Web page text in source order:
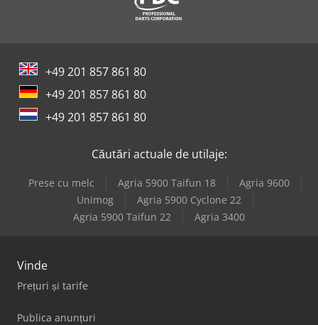
+49 201 857 861 80
+49 201 857 861 80
+49 201 857 861 80
Căutări actuale de utilaje:
Prese cu melc Agria 5900 Taifun 18
Agria 9600
Unimog
Agria 5900 Cyclone 22
Agria 5900 Taifun 22
Agria 3400
Vinde
Prețuri și tarife
Publica anunțuri